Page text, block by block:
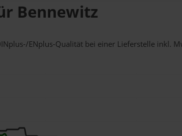
Bennewitz
ENplus-Qualität bei einer Lieferstelle inkl.